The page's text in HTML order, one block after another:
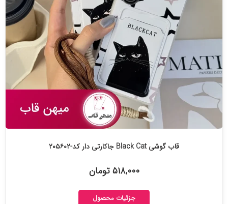
قاب گوشی Black Cat جاکارتی دار کد-۲۰۵۶۰۲
۵۱۸,۰۰۰ تومان
جزئیات محصول